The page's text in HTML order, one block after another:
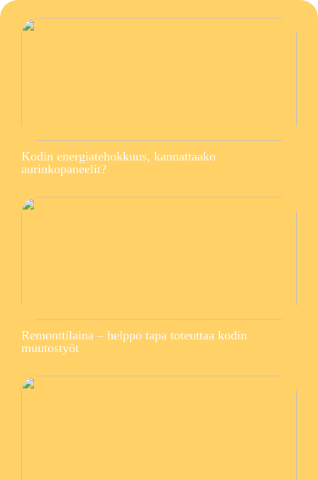
Kodin energiatehokkuus, kannattaako
aurinkopaneelit?
Remonttilaina – helppo tapa toteuttaa kodin
muutostyöt